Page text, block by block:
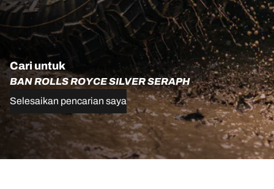
Cari untuk
BAN ROLLS ROYCE SILVER SERAPH
Selesaikan pencarian saya